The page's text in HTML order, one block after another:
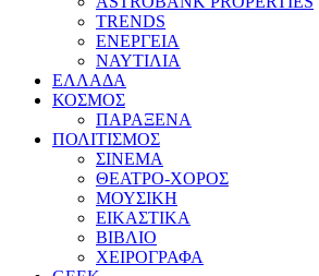
TRENDS
ΕΝΕΡΓΕΙΑ
ΝΑΥΤΙΛΙΑ
ΕΛΛΑΔΑ
ΚΟΣΜΟΣ
ΠΑΡΑΞΕΝΑ
ΠΟΛΙΤΙΣΜΟΣ
ΣΙΝΕΜΑ
ΘΕΑΤΡΟ-ΧΟΡΟΣ
ΜΟΥΣΙΚΗ
ΕΙΚΑΣΤΙΚΑ
ΒΙΒΛΙΟ
ΧΕΙΡΟΓΡΑΦΑ